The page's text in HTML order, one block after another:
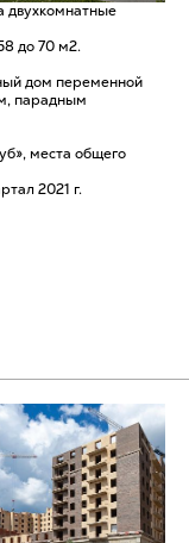
двухкомнатные
до 70 м2.
дом переменной
парадным
места общего
2021 г.